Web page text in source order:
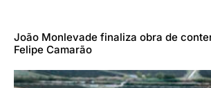
João Monlevade finaliza obra de
Felipe Camarão